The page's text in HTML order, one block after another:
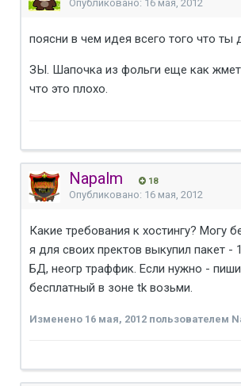
Опубликовано: 16 мая, 2012
поясни в чем идея всего того что ты
ЗЫ. Шапочка из фольги еще как
что это плохо.
Napalm 18
Опубликовано: 16 мая, 2012
Какие требования к хостингу? Могу
я для своих пректов выкупил пакет -
БД, неогр траффик. Если нужно -
бесплатный в зоне tk возьми.
Изменено 16 мая, 2012 пользователем